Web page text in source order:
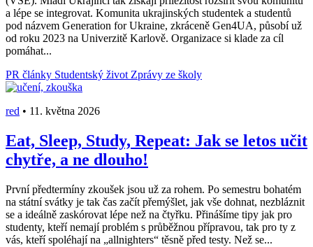
a lépe se integrovat. Komunita ukrajinských studentek a studentů
pod názvem Generation for Ukraine, zkráceně Gen4UA, působí už
od roku 2023 na Univerzitě Karlově. Organizace si klade za cíl
pomáhat...
PR články Studentský život Zprávy ze školy
red • 11. května 2026
Eat, Sleep, Study, Repeat: Jak se letos učit
chytře, a ne dlouho!
První předtermíny zkoušek jsou už za rohem. Po semestru bohatém
na státní svátky je tak čas začít přemýšlet, jak vše dohnat, nezbláznit
se a ideálně zaskórovat lépe než na čtyřku. Přinášíme tipy jak pro
studenty, kteří nemají problém s průběžnou přípravou, tak pro ty z
vás, kteří spoléhají na „allnighters“ těsně před testy. Než se...